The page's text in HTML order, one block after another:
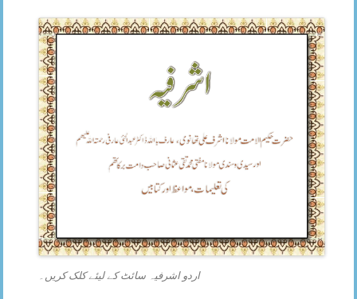
اردو اشرفیہ سائٹ کے لیئے کلک کریں۔